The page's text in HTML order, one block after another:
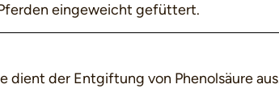
eingeweicht gefüttert.
dient der Entgiftung von Phenolsäure aus